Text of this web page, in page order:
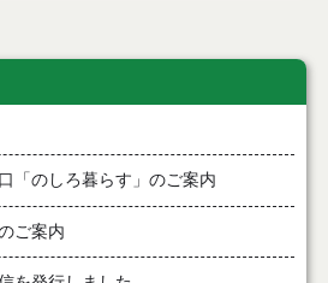
「のしろ暮らす」のご案内
ご案内